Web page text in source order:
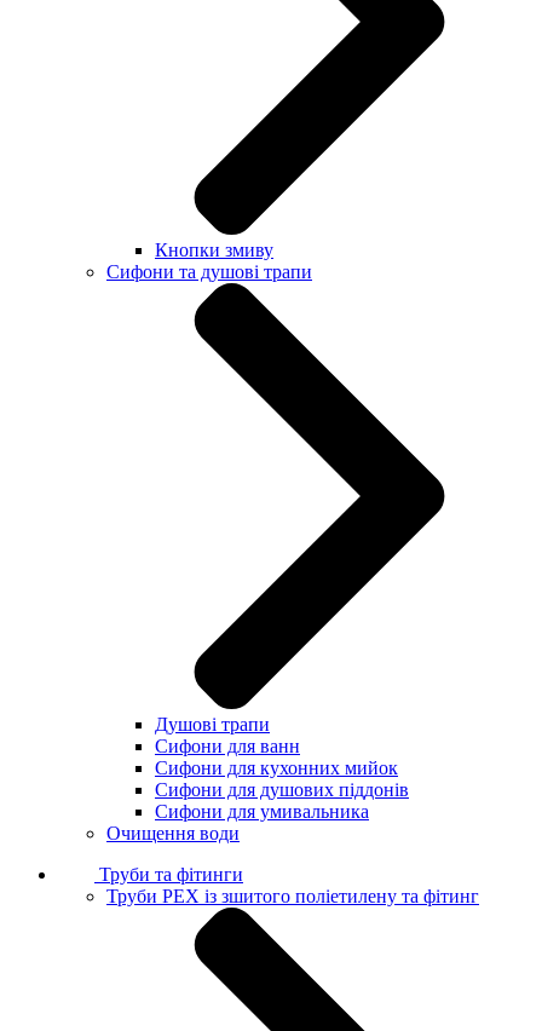
Кнопки змиву
Сифони та душові трапи
Душові трапи
Сифони для ванн
Сифони для кухонних мийок
Сифони для душових піддонів
Сифони для умивальника
Очищення води
Труби та фітинги
Труби PEX із зшитого поліетилену та фітинг